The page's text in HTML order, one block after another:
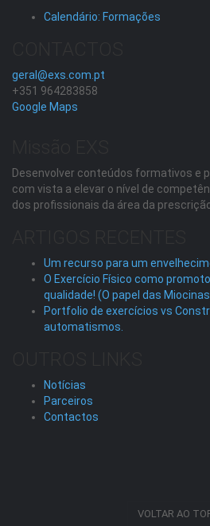
Calendário: Formações
geral@exs.com.pt
+351 964283858
Google Maps
Desenvolver conteúdos formativos e
com vista a elevar o nível de
dos profissionais da área da
Um recurso para um
O Exercício Físico como
qualidade! (O papel das
Portfolio de exercícios vs
automatismos.
Notícias
Parceiros
Contactos
VOLTAR AO